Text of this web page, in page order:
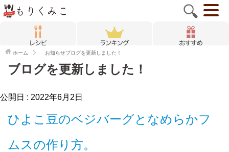
ホーム お知らせブログを更新しました！
ブログを更新しました！
公開日 : 2022年6月2日
ひよこ豆のベジバーグとなめらかフ
ムスの作り方。